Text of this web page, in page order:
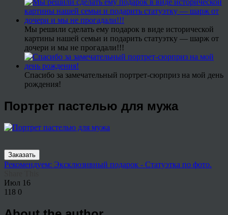
Мы решили сделать ему подарок в виде исторической
картины нашей семьи и подарить статуэтку — шарж от
дочери и мы не прогадали!!!
Спасибо за замечательный портрет-сюрприз на мой день
рождения!
Портрет пастелью для мужа
Заказать
Рекомендуем: Эксклюзивный подарок - Статуэтка по фото.
Июл 16
118 0